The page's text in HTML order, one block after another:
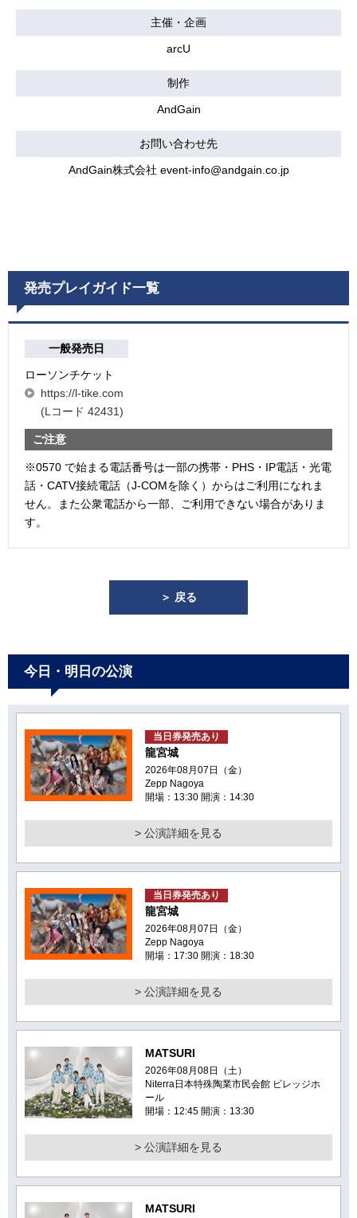
主催・企画
arcU
制作
AndGain
お問い合わせ先
AndGain株式会社 event-info@andgain.co.jp
発売プレイガイド一覧
一般発売日
ローソンチケット
https://l-tike.com
(Lコード 42431)
ご注意
※0570 で始まる電話番号は一部の携帯・PHS・IP電話・光電
話・CATV接続電話（J-COMを除く）からはご利用になれま
せん。また公衆電話から一部、ご利用できない場合がありま
す。
＞ 戻る
今日・明日の公演
当日券発売あり
龍宮城
2026年08月07日（金）
Zepp Nagoya
開場：13:30 開演：14:30
> 公演詳細を見る
当日券発売あり
龍宮城
2026年08月07日（金）
Zepp Nagoya
開場：17:30 開演：18:30
> 公演詳細を見る
MATSURI
2026年08月08日（土）
Niterra日本特殊陶業市民会館 ビレッジホ
ール
開場：12:45 開演：13:30
> 公演詳細を見る
MATSURI